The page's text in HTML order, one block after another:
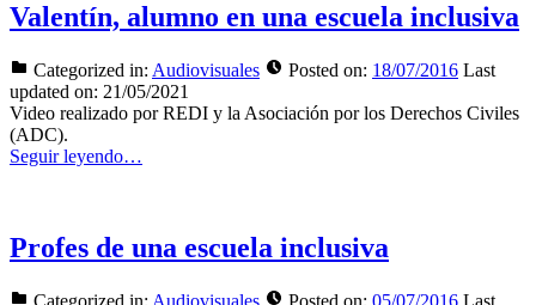
Valentín, alumno en una escuela inclusiva
Categorized in: Audiovisuales Posted on: 18/07/2016 Last
updated on: 21/05/2021
Video realizado por REDI y la Asociación por los Derechos Civiles
(ADC).
Seguir leyendo…
Profes de una escuela inclusiva